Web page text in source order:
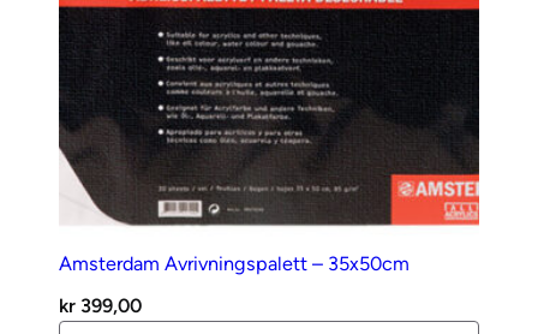
Amsterdam Avrivningspalett – 35x50cm
kr 399,00